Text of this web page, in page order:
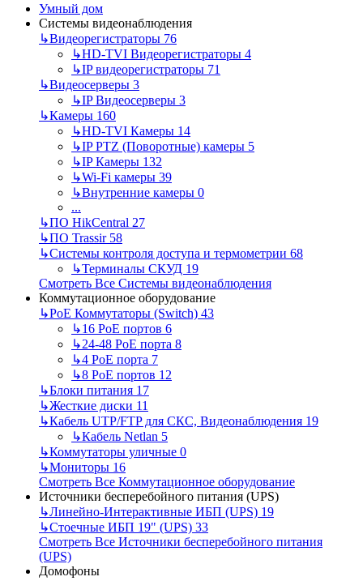
Умный дом
Системы видеонаблюдения
↳Видеорегистраторы 76
↳HD-TVI Видеорегистраторы 4
↳IP видеорегистраторы 71
↳Видеосерверы 3
↳IP Видеосерверы 3
↳Камеры 160
↳HD-TVI Камеры 14
↳IP PTZ (Поворотные) камеры 5
↳IP Камеры 132
↳Wi-Fi камеры 39
↳Внутренние камеры 0
...
↳ПО HikCentral 27
↳ПО Trassir 58
↳Системы контроля доступа и термометрии 68
↳Терминалы СКУД 19
Смотреть Все Системы видеонаблюдения
Коммутационное оборудование
↳PoE Коммутаторы (Switch) 43
↳16 PoE портов 6
↳24-48 PoE порта 8
↳4 PoE порта 7
↳8 PoE портов 12
↳Блоки питания 17
↳Жесткие диски 11
↳Кабель UTP/FTP для СКС, Видеонаблюдения 19
↳Кабель Netlan 5
↳Коммутаторы уличные 0
↳Мониторы 16
Смотреть Все Коммутационное оборудование
Источники бесперебойного питания (UPS)
↳Линейно-Интерактивные ИБП (UPS) 19
↳Стоечные ИБП 19" (UPS) 33
Смотреть Все Источники бесперебойного питания
(UPS)
Домофоны